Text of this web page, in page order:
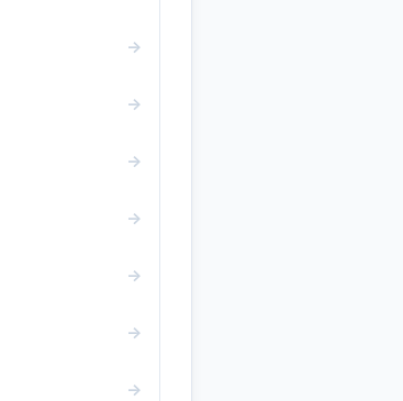
→
→
→
→
→
→
→